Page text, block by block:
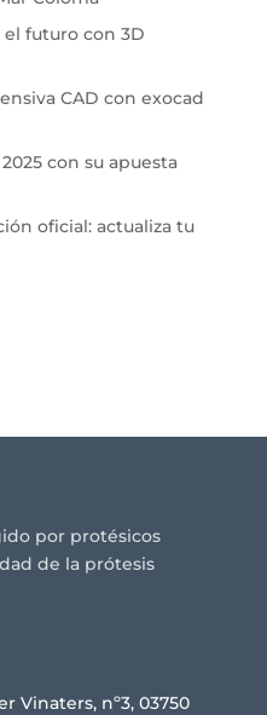
futuro con 3D
CAD con exocad
con su apuesta
oficial: actualiza tu
por protésicos
de la prótesis
Vinaters, nº3, 03750